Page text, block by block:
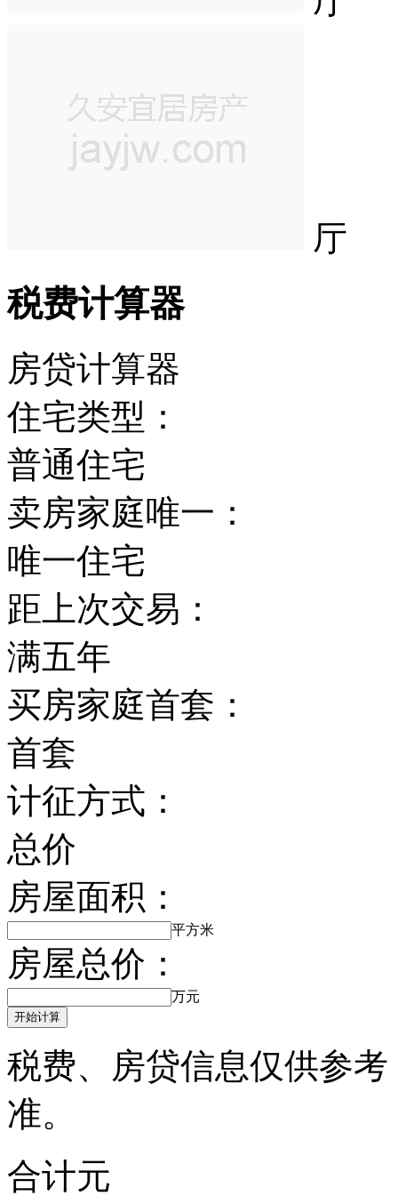
厅
税费计算器
房贷计算器
住宅类型：
普通住宅
卖房家庭唯一：
唯一住宅
距上次交易：
满五年
买房家庭首套：
首套
计征方式：
总价
房屋面积：
平方米
房屋总价：
万元
开始计算
税费、房贷信息仅供参
准。
合计元